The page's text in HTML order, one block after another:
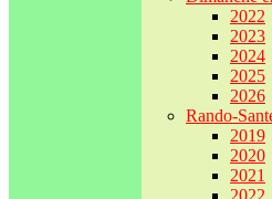
2022
2023
2024
2025
2026
Rando-
2019
2020
2021
2022